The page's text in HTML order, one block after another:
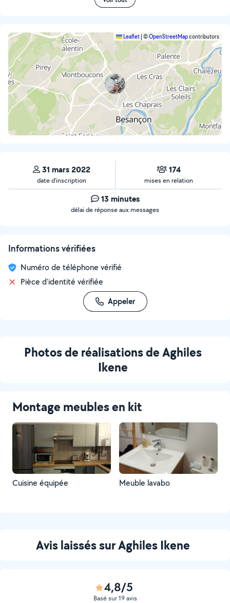
Leaflet ©OpenStreetMapcontributors
31 mars 2022
date d’inscription
174
mises en relation
13 minutes
délai de réponse aux messages
Informations vérifiées
Numéro de téléphone vérifié
Pièce d'identité vérifiée
Appeler
Photos de réalisations de Aghiles
Ikene
Montage meubles en kit
Cuisine équipée Meuble lavabo
Avis laissés sur Aghiles Ikene
4,8/5
Basé sur 19 avis